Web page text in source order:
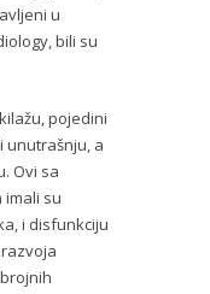
u
bili su
pojedini
unutrašnju, a
Ovi sa
imali su
i disfunkciju